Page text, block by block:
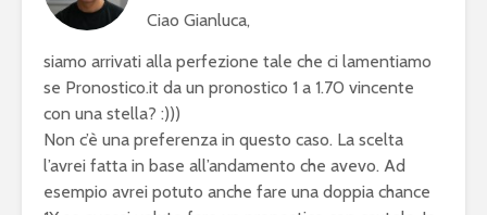
Ciao Gianluca,
siamo arrivati alla perfezione tale che ci lamentiamo
se Pronostico.it da un pronostico 1 a 1.70 vincente
con una stella? :)))
Non c’è una preferenza in questo caso. La scelta
l’avrei fatta in base all’andamento che avevo. Ad
esempio avrei potuto anche fare una doppia chance